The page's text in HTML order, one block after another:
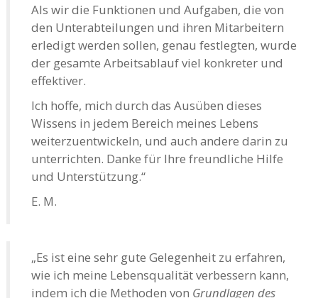
Als wir die Funktionen und Aufgaben, die von
den Unterabteilungen und ihren Mitarbeitern
erledigt werden sollen, genau festlegten, wurde
der gesamte Arbeitsablauf viel konkreter und
effektiver.
Ich hoffe, mich durch das Ausüben dieses
Wissens in jedem Bereich meines Lebens
weiterzuentwickeln, und auch andere darin zu
unterrichten. Danke für Ihre freundliche Hilfe
und Unterstützung.“
E. M.
„Es ist eine sehr gute Gelegenheit zu erfahren,
wie ich meine Lebensqualität verbessern kann,
indem ich die Methoden von Grundlagen des